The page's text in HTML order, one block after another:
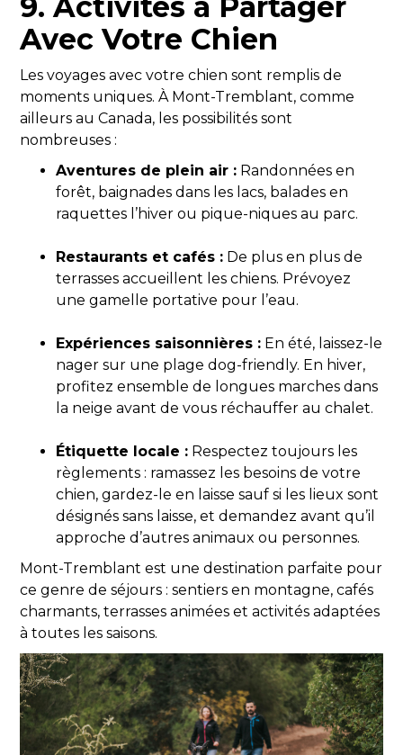
9. Activités à Partager
Avec Votre Chien
Les voyages avec votre chien sont remplis de
moments uniques. À Mont-Tremblant, comme
ailleurs au Canada, les possibilités sont
nombreuses :
Aventures de plein air : Randonnées en
forêt, baignades dans les lacs, balades en
raquettes l’hiver ou pique-niques au parc.
Restaurants et cafés : De plus en plus de
terrasses accueillent les chiens. Prévoyez
une gamelle portative pour l’eau.
Expériences saisonnières : En été, laissez-le
nager sur une plage dog-friendly. En hiver,
profitez ensemble de longues marches dans
la neige avant de vous réchauffer au chalet.
Étiquette locale : Respectez toujours les
règlements : ramassez les besoins de votre
chien, gardez-le en laisse sauf si les lieux sont
désignés sans laisse, et demandez avant qu’il
approche d’autres animaux ou personnes.
Mont-Tremblant est une destination parfaite pour
ce genre de séjours : sentiers en montagne, cafés
charmants, terrasses animées et activités adaptées
à toutes les saisons.